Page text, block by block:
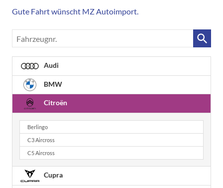
Gute Fahrt wünscht MZ Autoimport.
Fahrzeugnr.
Audi
BMW
Citroën
Berlingo
C3 Aircross
C5 Aircross
Cupra